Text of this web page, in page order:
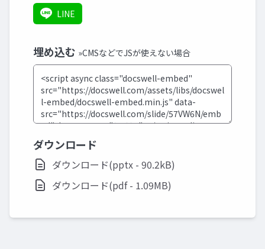
LINE
埋め込む »CMSなどでJSが使えない場合
ダウンロード
ダウンロード(pptx - 90.2kB)
ダウンロード(pdf - 1.09MB)